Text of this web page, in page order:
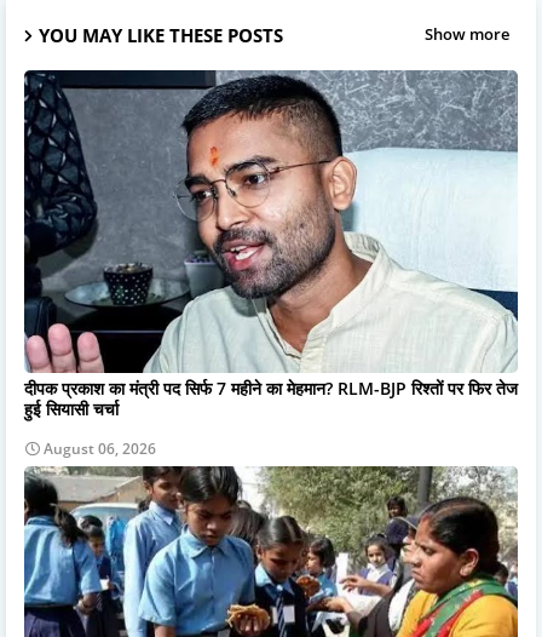
YOU MAY LIKE THESE POSTS Show more
दीपक प्रकाश का मंत्री पद सिर्फ 7 महीने का मेहमान? RLM-BJP रिश्तों पर फिर तेज
हुई सियासी चर्चा
August 06, 2026